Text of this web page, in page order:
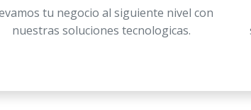
tu negocio al siguiente nivel con
nuestras soluciones tecnologicas.